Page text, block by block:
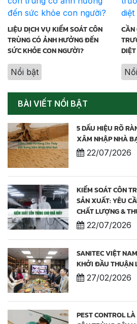
LIỆU DỊCH VỤ KIỂM SOÁT CÔN
TRÙNG CÓ ẢNH HƯỞNG ĐẾN
SỨC KHỎE CON NGƯỜI?
Nổi bật
CẦN
BÀI VIẾT NỔI BẬT
5 DẤU HIỆU RÕ
XÂM NHẬP NHÀ
22/07/2026
KIỂM SOÁT CÔN
SẢN XUẤT: YÊU
CHẤT LƯỢNG &
22/07/2026
SANITEC VIỆT
KHỞI ĐẦU THUẬN
27/02/2026
PEST CONTROL